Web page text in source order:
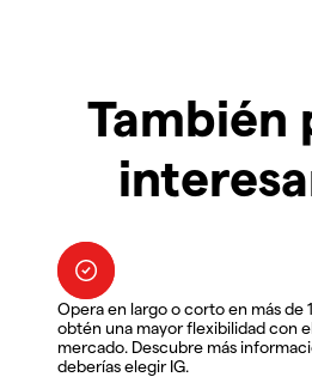
También
Opera en largo o corto en más de
obtén una mayor flexibilidad con
mercado. Descubre más
deberías elegir IG.